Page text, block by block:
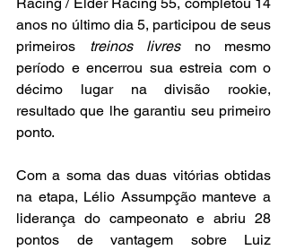
Racing / Elder Racing 55, completou 14
anos no último dia 5, participou de seus
primeiros treinos livres no mesmo
período e encerrou sua estreia com o
décimo lugar na divisão rookie,
resultado que lhe garantiu seu primeiro
ponto.
Com a soma das duas vitórias obtidas
na etapa, Lélio Assumpção manteve a
liderança do campeonato e abriu 28
pontos de vantagem sobre Luiz